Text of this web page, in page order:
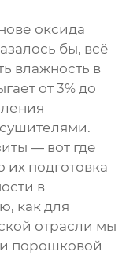
оксида
бы, всё
влажность в
от 3% до
— вот где
их подготовка
в
как для
отрасли мы
порошковой